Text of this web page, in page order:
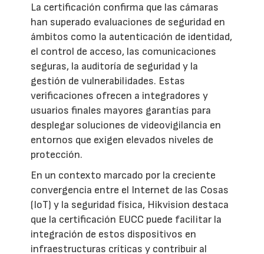
La certificación confirma que las cámaras
han superado evaluaciones de seguridad en
ámbitos como la autenticación de identidad,
el control de acceso, las comunicaciones
seguras, la auditoría de seguridad y la
gestión de vulnerabilidades. Estas
verificaciones ofrecen a integradores y
usuarios finales mayores garantías para
desplegar soluciones de videovigilancia en
entornos que exigen elevados niveles de
protección.
En un contexto marcado por la creciente
convergencia entre el Internet de las Cosas
(IoT) y la seguridad física, Hikvision destaca
que la certificación EUCC puede facilitar la
integración de estos dispositivos en
infraestructuras críticas y contribuir al